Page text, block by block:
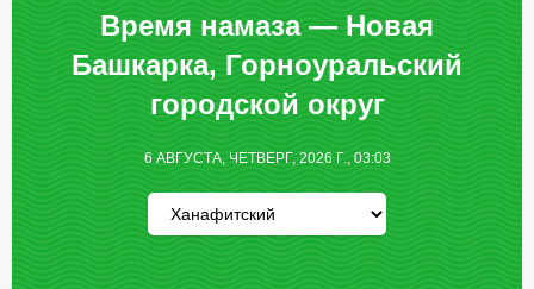
Время намаза — Новая
Башкарка, Горноуральский
городской округ
6 АВГУСТА, ЧЕТВЕРГ, 2026 Г., 03:03